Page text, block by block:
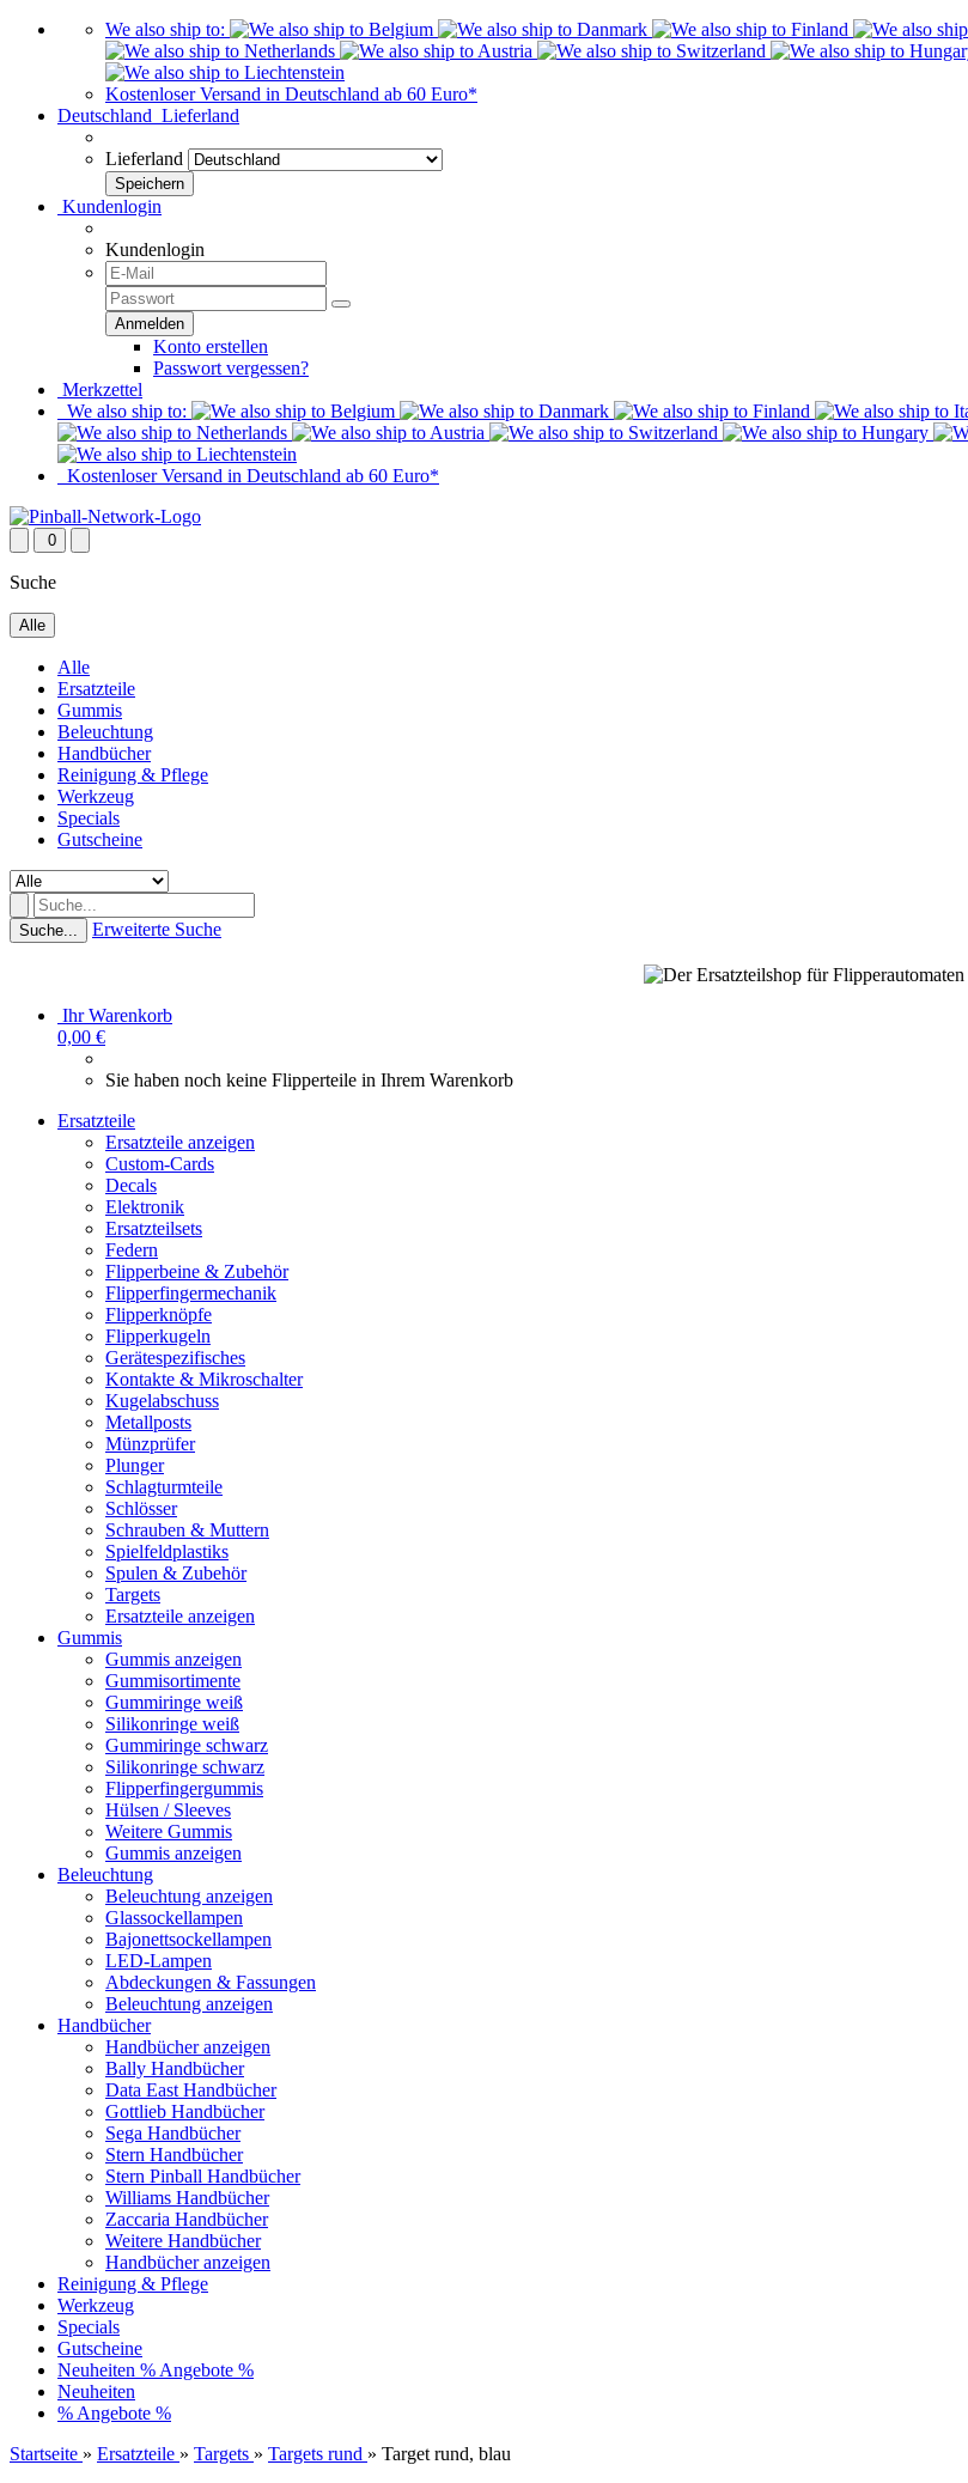
We also ship to:
Kostenloser Versand in Deutschland ab 60 Euro*
Deutschland Lieferland
Lieferland
Kundenlogin
Kundenlogin
Konto erstellen
Passwort vergessen?
Merkzettel
We also ship to:
Kostenloser Versand in Deutschland ab 60 Euro*
0
Suche
Alle
Alle
Ersatzteile
Gummis
Beleuchtung
Handbücher
Reinigung & Pflege
Werkzeug
Specials
Gutscheine
Suche... Erweiterte Suche
Ihr Warenkorb
0,00 €
Sie haben noch keine Flipperteile in Ihrem Warenkorb
Ersatzteile
Ersatzteile anzeigen
Custom-Cards
Decals
Elektronik
Ersatzteilsets
Federn
Flipperbeine & Zubehör
Flipperfingermechanik
Flipperknöpfe
Flipperkugeln
Gerätespezifisches
Kontakte & Mikroschalter
Kugelabschuss
Metallposts
Münzprüfer
Plunger
Schlagturmteile
Schlösser
Schrauben & Muttern
Spielfeldplastiks
Spulen & Zubehör
Targets
Ersatzteile anzeigen
Gummis
Gummis anzeigen
Gummisortimente
Gummiringe weiß
Silikonringe weiß
Gummiringe schwarz
Silikonringe schwarz
Flipperfingergummis
Hülsen / Sleeves
Weitere Gummis
Gummis anzeigen
Beleuchtung
Beleuchtung anzeigen
Glassockellampen
Bajonettsockellampen
LED-Lampen
Abdeckungen & Fassungen
Beleuchtung anzeigen
Handbücher
Handbücher anzeigen
Bally Handbücher
Data East Handbücher
Gottlieb Handbücher
Sega Handbücher
Stern Handbücher
Stern Pinball Handbücher
Williams Handbücher
Zaccaria Handbücher
Weitere Handbücher
Handbücher anzeigen
Reinigung & Pflege
Werkzeug
Specials
Gutscheine
Neuheiten % Angebote %
Neuheiten
% Angebote %
Startseite » Ersatzteile » Targets » Targets rund » Target rund, blau